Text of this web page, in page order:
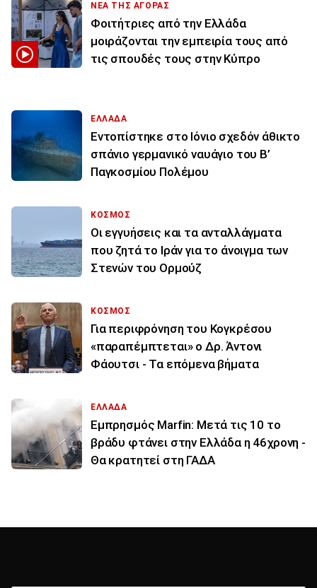
ΝΕΑ ΤΗΣ ΑΓΟΡΑΣ
Φοιτήτριες από την Ελλάδα
μοιράζονται την εμπειρία τους από
τις σπουδές τους στην Κύπρο
ΕΛΛΑΔΑ
Εντοπίστηκε στο Ιόνιο σχεδόν άθικτο
σπάνιο γερμανικό ναυάγιο του Β’
Παγκοσμίου Πολέμου
ΚΟΣΜΟΣ
Οι εγγυήσεις και τα ανταλλάγματα
που ζητά το Ιράν για το άνοιγμα των
Στενών του Ορμούζ
ΚΟΣΜΟΣ
Για περιφρόνηση του Κογκρέσου
«παραπέμπτεται» ο Δρ. Άντονι
Φάουτσι - Τα επόμενα βήματα
ΕΛΛΑΔΑ
Εμπρησμός Marfin: Μετά τις 10 το
βράδυ φτάνει στην Ελλάδα η 46χρονη -
Θα κρατητεί στη ΓΑΔΑ